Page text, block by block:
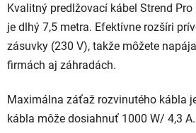
Kvalitný predlžovací kábel Strend
je dlhý 7,5 metra. Efektívne rozšíri
zásuvky (230 V), takže môžete
firmách aj záhradách.
Maximálna záťaž rozvinutého kábla
kábla môže dosiahnuť 1000 W/ 4,3